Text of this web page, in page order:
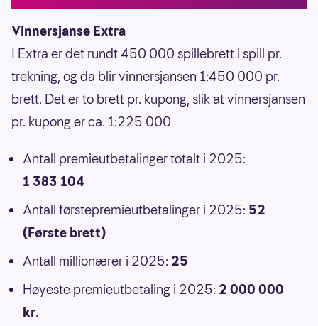
Vinnersjanse Extra
I Extra er det rundt 450 000 spillebrett i spill pr.
trekning, og da blir vinnersjansen 1:450 000 pr.
brett. Det er to brett pr. kupong, slik at vinnersjansen
pr. kupong er ca. 1:225 000
Antall premieutbetalinger totalt i 2025:
1 383 104
Antall førstepremieutbetalinger i 2025: 52
(Første brett)
Antall millionærer i 2025: 25
Høyeste premieutbetaling i 2025: 2 000 000
kr.